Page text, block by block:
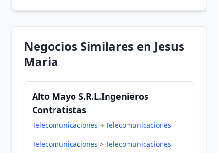
Negocios Similares en Jesus
Maria
Alto Mayo S.R.L.Ingenieros
Contratistas
Telecomunicaciones Telecomunicaciones
Telecomunicaciones > Telecomunicaciones